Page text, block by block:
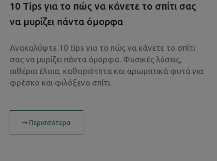
10 Tips για το πώς να κάνετε το σπίτι σας
να μυρίζει πάντα όμορφα
Ανακαλύψτε 10 tips για το πώς να κάνετε το σπίτι
σας να μυρίζει πάντα όμορφα. Φυσικές λύσεις,
αιθέρια έλαια, καθαριότητα και αρωματικά φυτά για
φρέσκο και φιλόξενο σπίτι.
Περισσότερα